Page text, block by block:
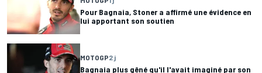
Pour Bagnaia, Stoner a affirmé une évidence en
lui apportant son soutien
MOTOGP2 j
Bagnaia plus gêné qu'il l'avait imaginé par son